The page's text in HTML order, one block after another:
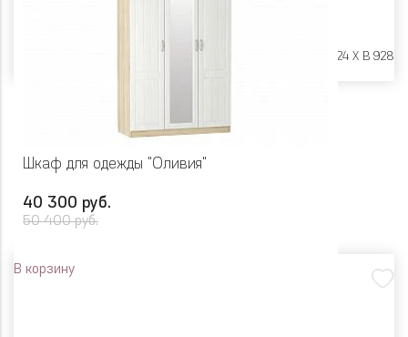
Ш 1402 X Г 424 X В 928
Шкаф для одежды "Оливия"
40 300 руб.
50 400 руб.
В корзину